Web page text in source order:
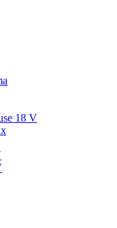
18 V